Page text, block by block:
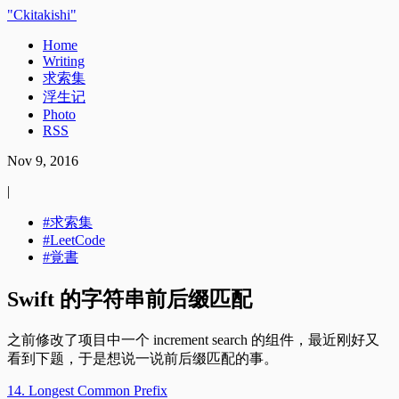
Ckitakishi
Home
Writing
求索集
浮生记
Photo
RSS
Nov 9, 2016
|
求索集
LeetCode
覚書
Swift 的字符串前后缀匹配
之前修改了项目中一个 increment search 的组件，最近刚好又
看到下题，于是想说一说前后缀匹配的事。
14. Longest Common Prefix